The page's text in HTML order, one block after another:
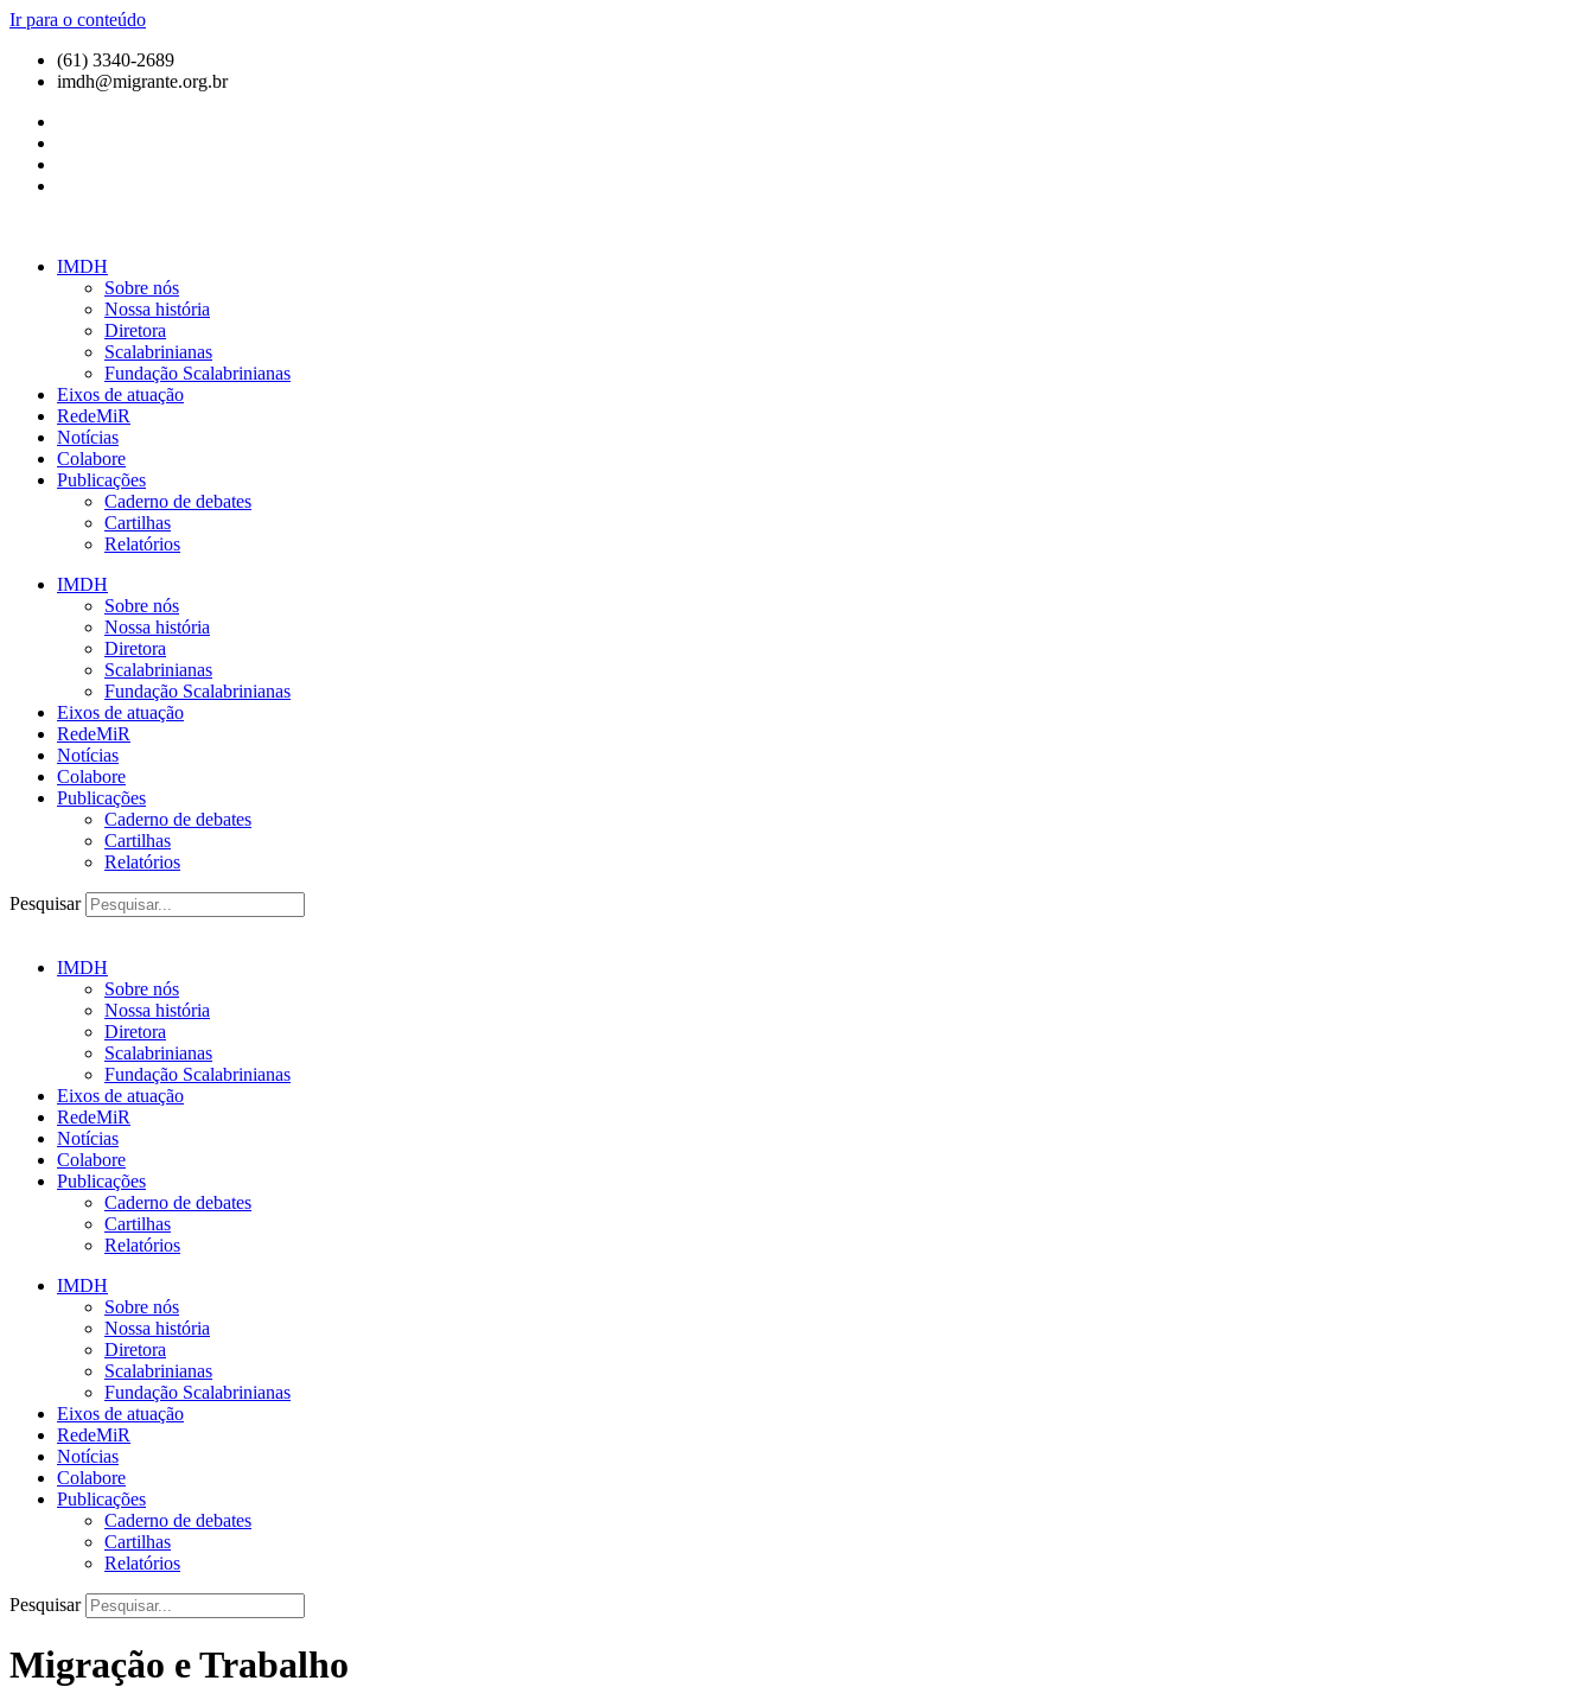
Ir para o conteúdo
(61) 3340-2689
imdh@migrante.org.br
IMDH
Sobre nós
Nossa história
Diretora
Scalabrinianas​
Fundação Scalabrinianas​
Eixos de atuação
RedeMiR
Notícias​
Colabore
Publicações
Caderno de debates
Cartilhas
Relatórios
IMDH
Sobre nós
Nossa história
Diretora
Scalabrinianas​
Fundação Scalabrinianas​
Eixos de atuação
RedeMiR
Notícias​
Colabore
Publicações
Caderno de debates
Cartilhas
Relatórios
Pesquisar
IMDH
Sobre nós
Nossa história
Diretora
Scalabrinianas​
Fundação Scalabrinianas​
Eixos de atuação
RedeMiR
Notícias​
Colabore
Publicações
Caderno de debates
Cartilhas
Relatórios
IMDH
Sobre nós
Nossa história
Diretora
Scalabrinianas​
Fundação Scalabrinianas​
Eixos de atuação
RedeMiR
Notícias​
Colabore
Publicações
Caderno de debates
Cartilhas
Relatórios
Pesquisar
Migração e Trabalho